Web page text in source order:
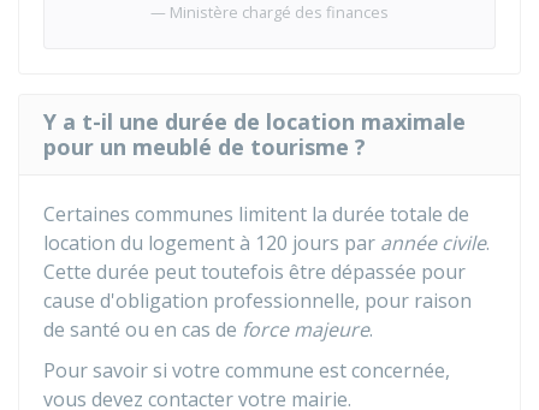
Ministère chargé des finances
Y a t-il une durée de location maximale
pour un meublé de tourisme ?
Certaines communes limitent la durée totale de
location du logement à 120 jours par année civile.
Cette durée peut toutefois être dépassée pour
cause d'obligation professionnelle, pour raison
de santé ou en cas de force majeure.
Pour savoir si votre commune est concernée,
vous devez contacter votre mairie.